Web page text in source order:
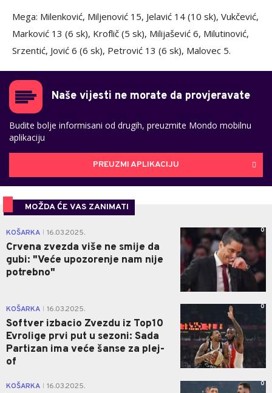
Mega: Milenković, Miljenović 15, Jelavić 14 (10 sk), Vukčević,
Marković 13 (6 sk), Kroflič (5 sk), Milijašević 6, Milutinović,
Srzentić, Jović 6 (6 sk), Petrović 13 (6 sk), Malovec 5.
Naše vijesti ne morate da provjeravate
Budite bolje informisani od drugih, preuzmite Mondo mobilnu
aplikaciju
PREUZMI APLIKACIJU
MOŽDA ĆE VAS ZANIMATI
KOŠARKA 16.03.2025.
Crvena zvezda više ne smije da
gubi: "Veće upozorenje nam nije
potrebno"
0
KOŠARKA 16.03.2025.
Softver izbacio Zvezdu iz Top10
Evrolige prvi put u sezoni: Sada
Partizan ima veće šanse za plej-
of
0
KOŠARKA 16.03.2025. 0